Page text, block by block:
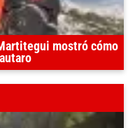
mostró cómo